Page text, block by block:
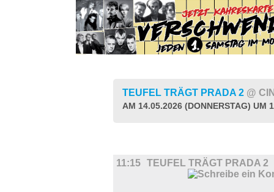
TEUFEL TRÄGT PRADA 2 @
AM 14.05.2026 (DONNERSTAG) UM
11:15 TEUFEL TRÄGT PRADA 2